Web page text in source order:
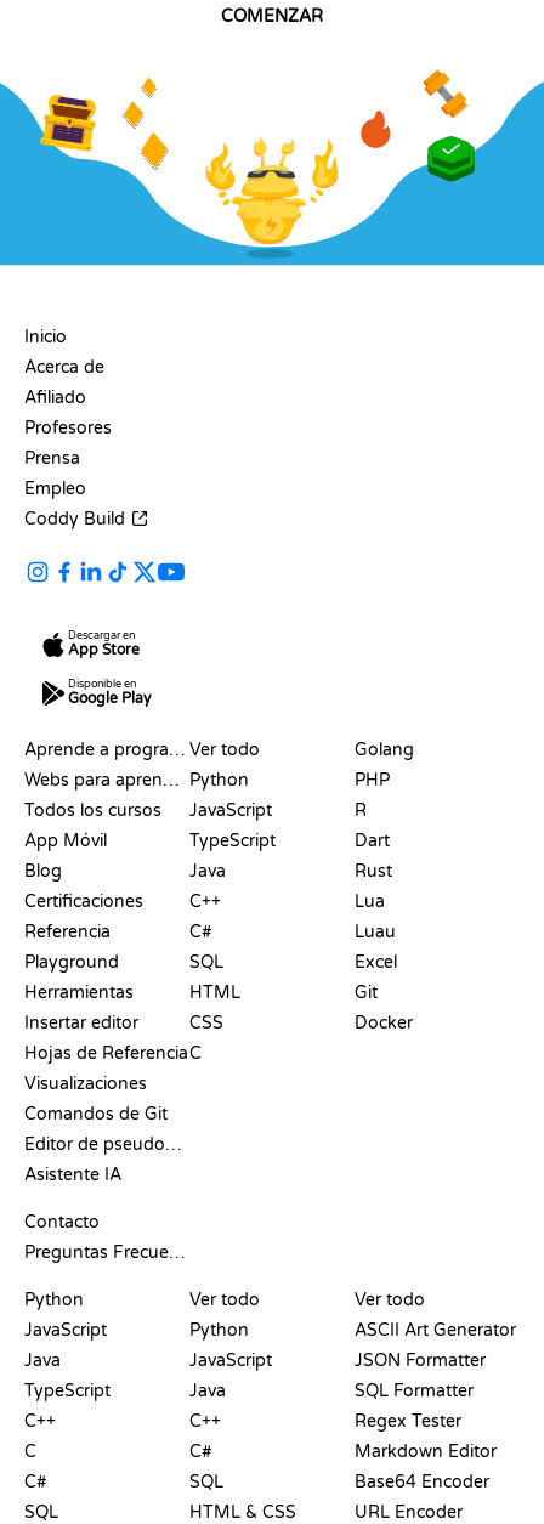
COMENZAR
Inicio
Acerca de
Afiliado
Profesores
Prensa
Empleo
Coddy Build
Descargar en
App Store
Disponible en
Google Play
Aprende a programar
Webs para aprender a programar gratis
Todos los cursos
App Móvil
Blog
Certificaciones
Referencia
Playground
Herramientas
Insertar editor
Hojas de Referencia
Visualizaciones
Comandos de Git
Editor de pseudocódigo
Asistente IA
Contacto
Preguntas Frecuentes
Ver todo
Python
JavaScript
TypeScript
Java
C++
C#
SQL
HTML
CSS
C
Golang
PHP
R
Dart
Rust
Lua
Luau
Excel
Git
Docker
Python
JavaScript
Java
TypeScript
C++
C
C#
SQL
Ver todo
Python
JavaScript
Java
C++
C#
SQL
HTML & CSS
Ver todo
ASCII Art Generator
JSON Formatter
SQL Formatter
Regex Tester
Markdown Editor
Base64 Encoder
URL Encoder